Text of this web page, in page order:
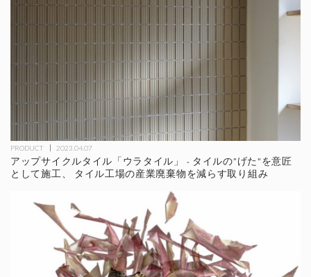
PRODUCT 2023.04.07
アップサイクルタイル「ウラタイル」 - タイルの"げた"を意匠
として施工、 タイル工場の産業廃棄物を減らす取り組み